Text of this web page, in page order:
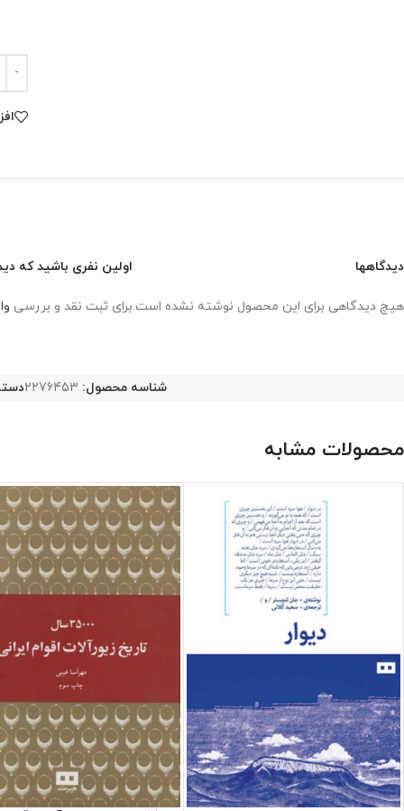
دیدگاهها
هیچ دیدگاهی برای این محصول نوشته نشده است.
اولین نفری باشید که
برای ثبت نقد و بررسی
شناسه محصول: 2276453
محصولات مشابه